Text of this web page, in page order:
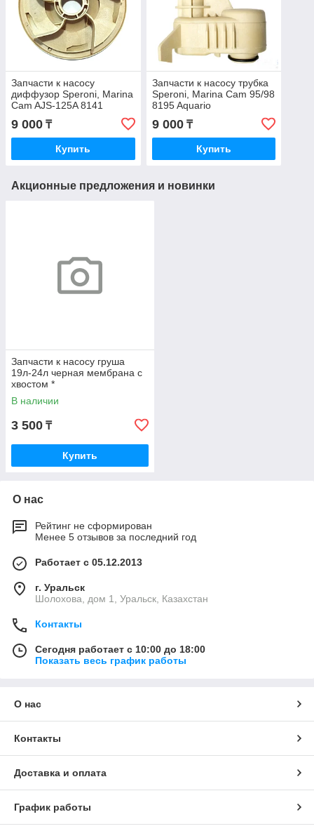
Запчасти к насосу
диффузор Speroni, Marina
Cam AJS-125A 8141
9 000 ₸
Купить
Запчасти к насосу трубка
Speroni, Marina Cam 95/98
8195 Aquario
9 000₸
Купить
Акционные предложения и новинки
Запчасти к насосу груша
19л-24л черная мембрана с
хвостом *
В наличии
3 500 ₸
Купить
О нас
Рейтинг не сформирован
Менее 5 отзывов за последний год
Работает с 05.12.2013
г. Уральск
Шолохова, дом 1, Уральск, Казахстан
Контакты
Сегодня работает с 10:00 до 18:00
Показать весь график работы
О нас
Контакты
Доставка и оплата
График работы